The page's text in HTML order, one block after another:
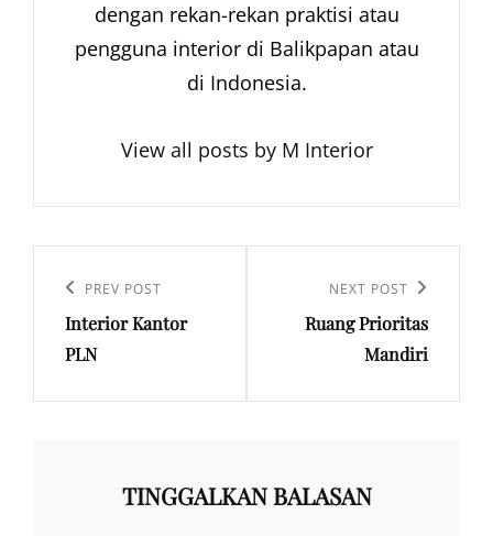
dengan rekan-rekan praktisi atau
pengguna interior di Balikpapan atau
di Indonesia.
View all posts by M Interior
posPrevious
Post
PREV POST
Interior Kantor
PLN
Post
NEXT POST
Ruang Prioritas
Mandiri
TINGGALKAN BALASAN